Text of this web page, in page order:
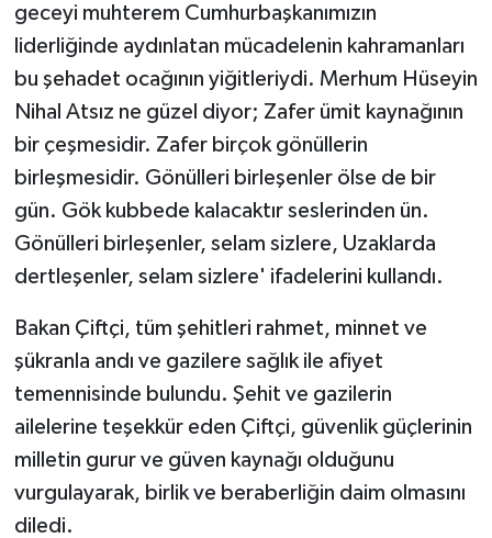
geceyi muhterem Cumhurbaşkanımızın
liderliğinde aydınlatan mücadelenin kahramanları
bu şehadet ocağının yiğitleriydi. Merhum Hüseyin
Nihal Atsız ne güzel diyor; Zafer ümit kaynağının
bir çeşmesidir. Zafer birçok gönüllerin
birleşmesidir. Gönülleri birleşenler ölse de bir
gün. Gök kubbede kalacaktır seslerinden ün.
Gönülleri birleşenler, selam sizlere, Uzaklarda
dertleşenler, selam sizlere' ifadelerini kullandı.
Bakan Çiftçi, tüm şehitleri rahmet, minnet ve
şükranla andı ve gazilere sağlık ile afiyet
temennisinde bulundu. Şehit ve gazilerin
ailelerine teşekkür eden Çiftçi, güvenlik güçlerinin
milletin gurur ve güven kaynağı olduğunu
vurgulayarak, birlik ve beraberliğin daim olmasını
diledi.